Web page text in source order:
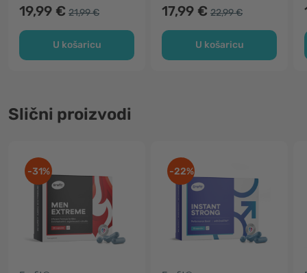
19,99 € 21,99 €
U košaricu
17,99 € 22,99 €
U košaricu
Slični proizvodi
-31% -22%